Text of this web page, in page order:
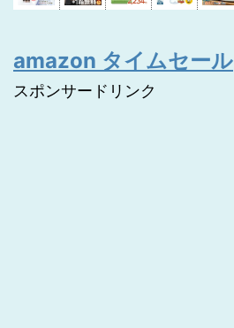
amazon タイムセール
スポンサードリンク